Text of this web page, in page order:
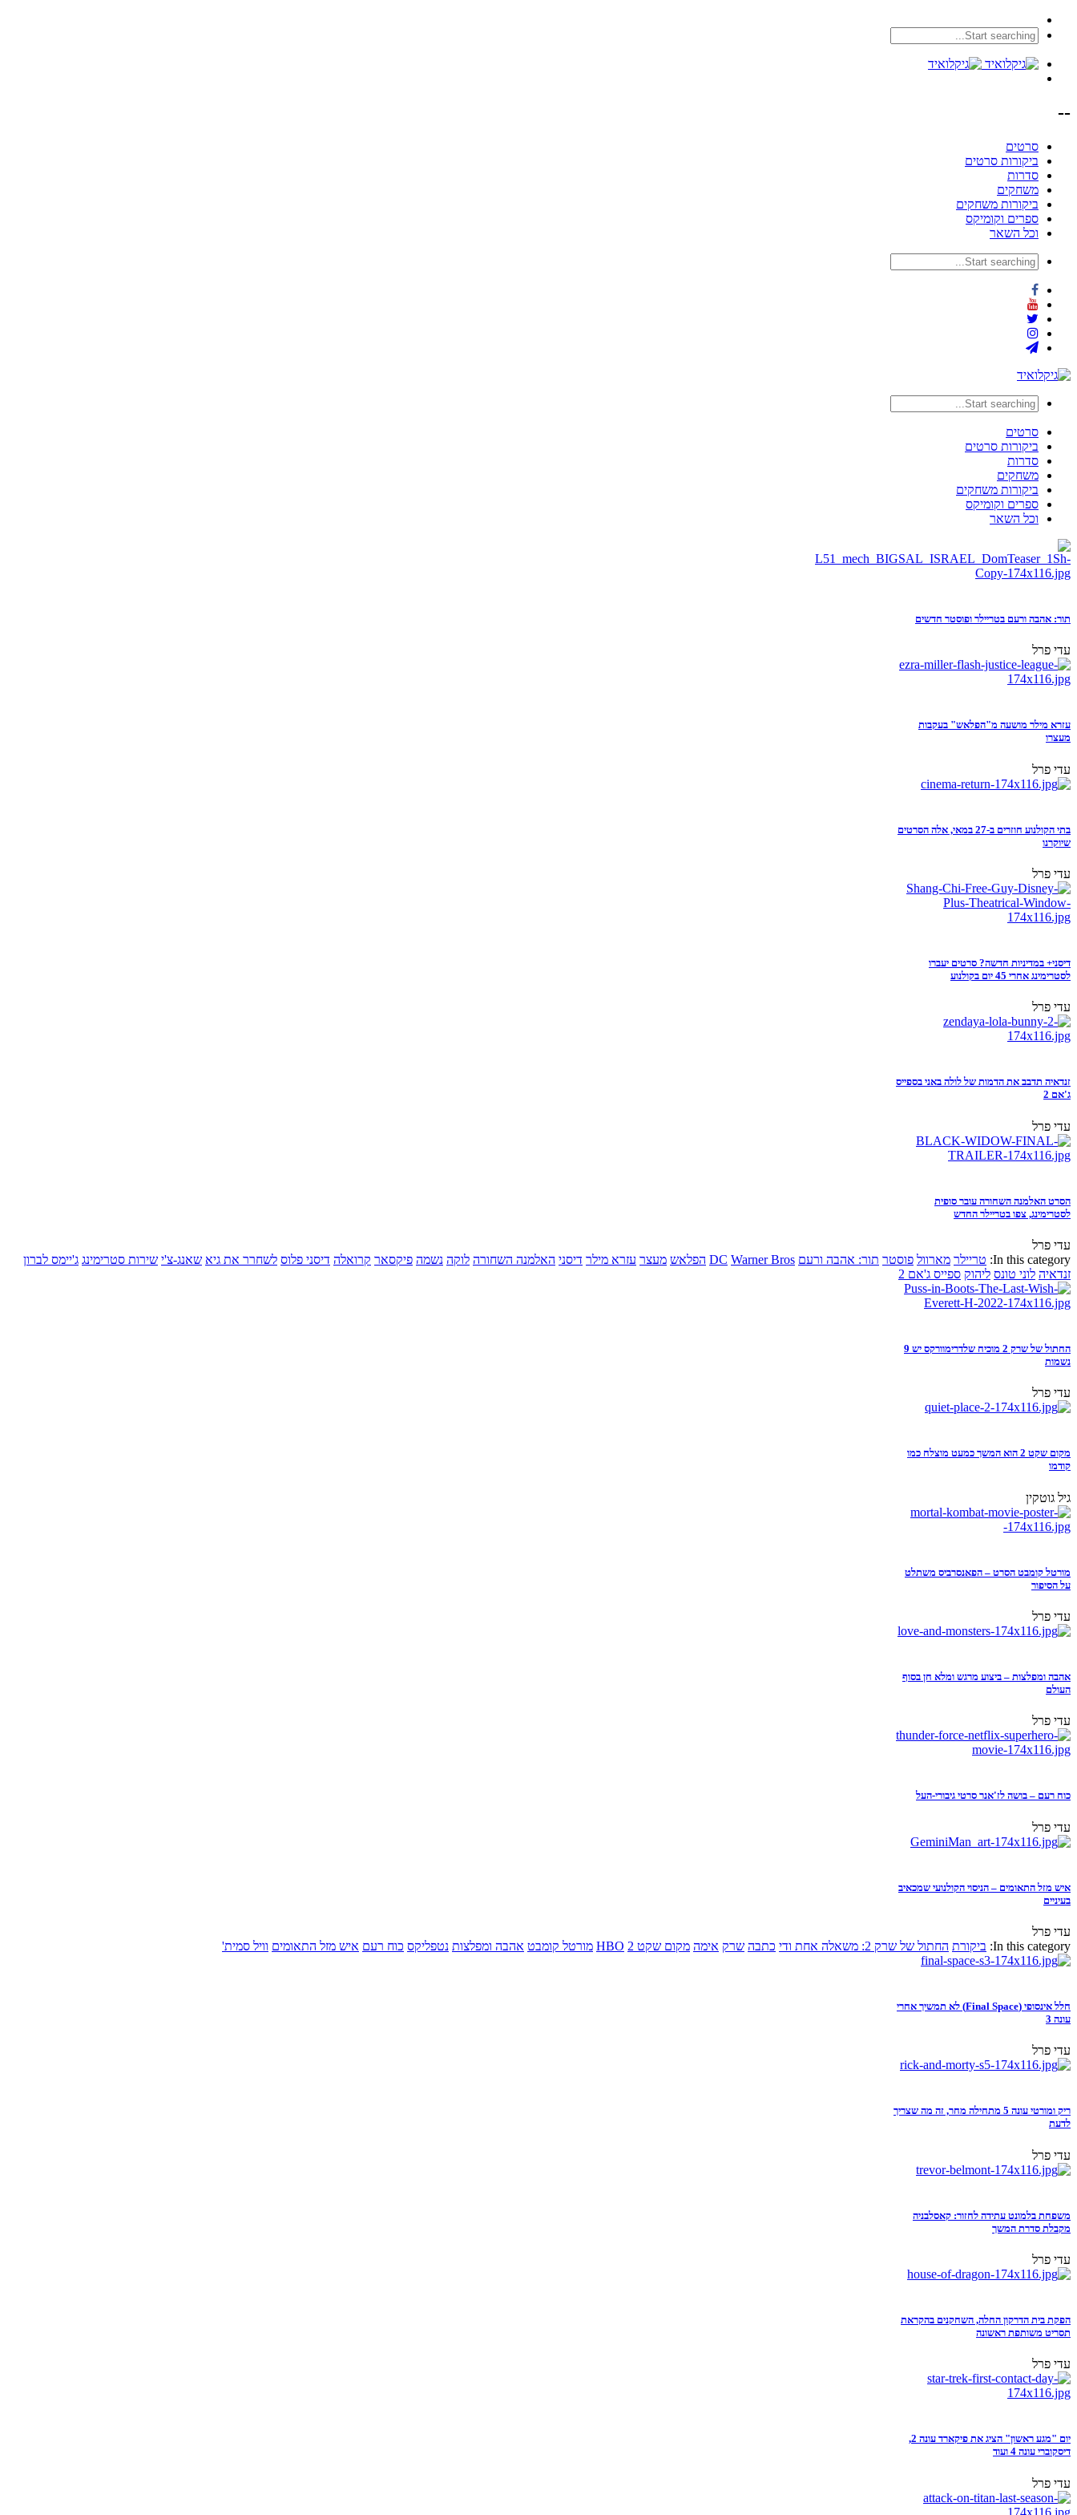
--
סרטים
ביקורות סרטים
סדרות
משחקים
ביקורות משחקים
ספרים וקומיקס
וכל השאר
סרטים
ביקורות סרטים
סדרות
משחקים
ביקורות משחקים
ספרים וקומיקס
וכל השאר
תור: אהבה ורעם בטריילר ופוסטר חדשים
עדי פרל
עזרא מילר מושעה מ"הפלאש" בעקבות
מעצרו
עדי פרל
בתי הקולנוע חוזרים ב-27 במאי, אלה הסרטים
שיוקרנו
עדי פרל
דיסני+ במדיניות חדשה? סרטים יעברו
לסטרימינג אחרי 45 יום בקולנוע
עדי פרל
זנדאיה תדבב את הדמות של לולה באני בספייס
ג'אם 2
עדי פרל
הסרט האלמנה השחורה עובר סופית
לסטרימינג, צפו בטריילר החדש
עדי פרל
In this category: טריילר מארוול פוסטר תור: אהבה ורעם DC Warner Bros הפלאש מעצר עזרא מילר דיסני האלמנה השחורה לוקה נשמה פיקסאר קרואלה דיסני פלוס לשחרר את גיא שאנג-צ'י שירות סטרימינג ג'יימס לברון
זנדאיה לוני טונס ליהוק ספייס ג'אם 2
החתול של שרק 2 מוכיח שלדרימוורקס יש 9
נשמות
עדי פרל
מקום שקט 2 הוא המשך כמעט מוצלח כמו
קודמו
גיל גוטקין
מורטל קומבט הסרט – הפאנסרביס משתלט
על הסיפור
עדי פרל
אהבה ומפלצות – ביצוע מרגש ומלא חן בסוף
העולם
עדי פרל
כוח רעם – בושה לז'אנר סרטי גיבורי-העל
עדי פרל
איש מזל התאומים – הניסוי הקולנועי שמכאיב
בעיניים
עדי פרל
In this category: ביקורת החתול של שרק 2: משאלה אחת ודי כתבה שרק אימה מקום שקט 2 HBO מורטל קומבט אהבה ומפלצות נטפליקס כוח רעם איש מזל התאומים וויל סמית'
חלל אינסופי (Final Space) לא תמשיך אחרי
עונה 3
עדי פרל
ריק ומורטי עונה 5 מתחילה מחר, זה מה שצריך
לדעת
עדי פרל
משפחת בלמונט עתידה לחזור: קאסלבניה
מקבלת סדרת המשך
עדי פרל
הפקת בית הדרקון החלה, השחקנים בהקראת
תסריט משותפת ראשונה
עדי פרל
יום "מגע ראשון" הציג את פיקארד עונה 2,
דיסקוברי עונה 4 ועוד
עדי פרל